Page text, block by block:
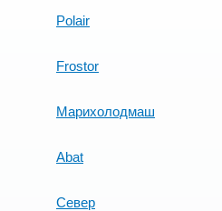
Polair
Frostor
Марихолодмаш
Abat
Север